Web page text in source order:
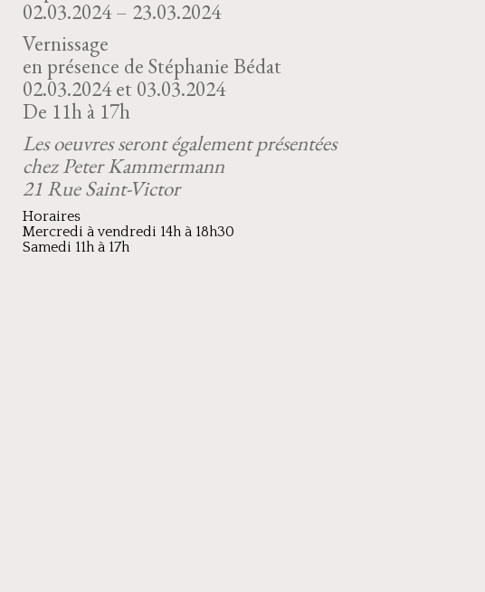
02.03.2024 – 23.03.2024
Vernissage
en présence de Stéphanie Bédat
02.03.2024 et 03.03.2024
De 11h à 17h
Les oeuvres seront également présentées
chez Peter Kammermann
21 Rue Saint-Victor
Horaires
Mercredi à vendredi 14h à 18h30
Samedi 11h à 17h